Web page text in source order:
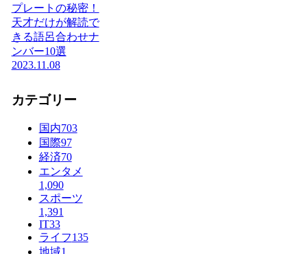
プレートの秘密！
天才だけが解読で
きる語呂合わせナ
ンバー10選
2023.11.08
カテゴリー
国内703
国際97
経済70
エンタメ
1,090
スポーツ
1,391
IT33
ライフ135